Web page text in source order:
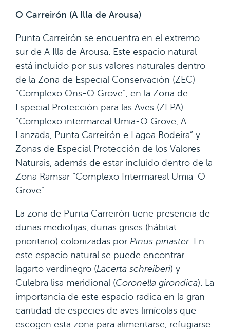
O Carreirón (A Illa de Arousa)
Punta Carreirón se encuentra en el extremo
sur de A Illa de Arousa. Este espacio natural
está incluido por sus valores naturales dentro
de la Zona de Especial Conservación (ZEC)
“Complexo Ons-O Grove”, en la Zona de
Especial Protección para las Aves (ZEPA)
“Complexo intermareal Umia-O Grove, A
Lanzada, Punta Carreirón e Lagoa Bodeira” y
Zonas de Especial Protección de los Valores
Naturais, además de estar incluido dentro de la
Zona Ramsar “Complexo Intermareal Umia-O
Grove”.
La zona de Punta Carreirón tiene presencia de
dunas mediofijas, dunas grises (hábitat
prioritario) colonizadas por Pinus pinaster. En
este espacio natural se puede encontrar
lagarto verdinegro (Lacerta schreiberi) y
Culebra lisa meridional (Coronella girondica). La
importancia de este espacio radica en la gran
cantidad de especies de aves limícolas que
escogen esta zona para alimentarse, refugiarse